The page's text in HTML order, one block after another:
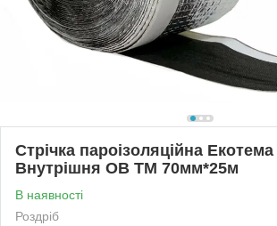
Стрічка пароізоляційна Екотема
Внутрішня ОВ ТМ 70мм*25м
В наявності
Роздріб